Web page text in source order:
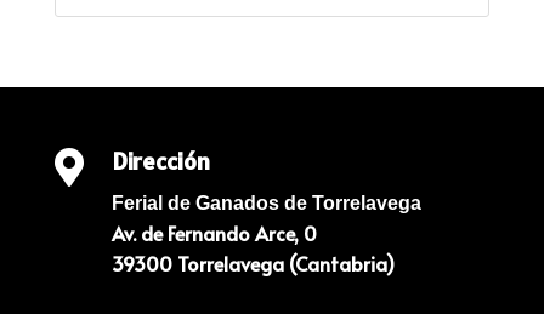
 Dirección
Ferial de Ganados de Torrelavega
Av. de Fernando Arce, 0
39300 Torrelavega (Cantabria)